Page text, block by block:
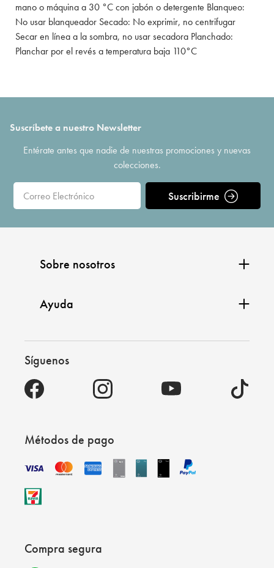
mano o máquina a 30 °C con jabón o detergente Blanqueo:
No usar blanqueador Secado: No exprimir, no centrifugar
Secar en línea a la sombra, no usar secadora Planchado:
Planchar por el revés a temperatura baja 110°C
Suscríbete a nuestro Newsletter
Entérate antes que nadie de nuestras promociones y nuevas
colecciones.
Suscribirme
Sobre nosotros
Ayuda
Síguenos
Métodos de pago
Compra segura